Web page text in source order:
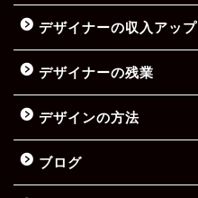
デザイナーの収入アップ
デザイナーの残業
デザインの方法
ブログ